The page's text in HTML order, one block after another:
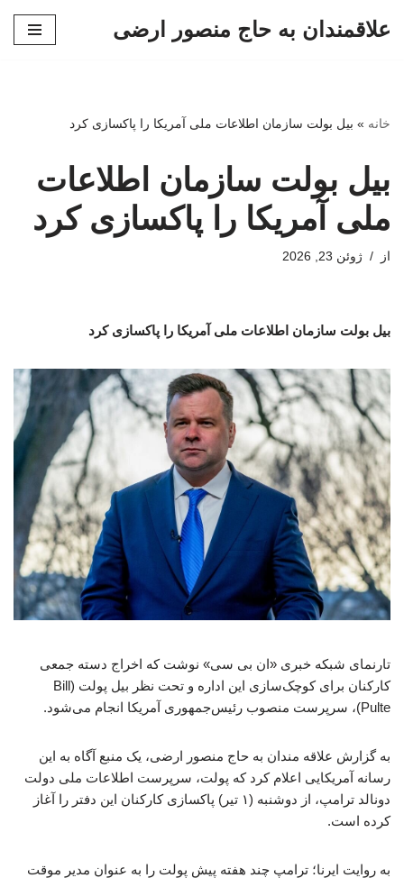
علاقمندان به حاج منصور ارضی
خانه » بیل بولت سازمان اطلاعات ملی آمریکا را پاکسازی کرد
بیل بولت سازمان اطلاعات
ملی آمریکا را پاکسازی کرد
از ژوئن 23, 2026
بیل بولت سازمان اطلاعات ملی آمریکا را پاکسازی کرد
تارنمای شبکه خبری «ان بی سی» نوشت که اخراج‌ دسته جمعی
کارکنان برای کوچک‌سازی این اداره و تحت نظر بیل پولت (Bill
Pulte)، سرپرست منصوب رئیس‌جمهوری آمریکا انجام می‌شود.
به گزارش علاقه مندان به حاج منصور ارضی، یک منبع آگاه به این
رسانه آمریکایی اعلام کرد که پولت، سرپرست اطلاعات ملی دولت
دونالد ترامپ، از دوشنبه (۱ تیر) پاکسازی کارکنان این دفتر را آغاز
کرده است.
به روایت ایرنا؛ ترامپ چند هفته پیش پولت را به عنوان مدیر موقت